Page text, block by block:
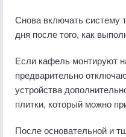
Снова включать систему
дня после того, как
Если кафель монтируют
предварительно
устройства
плитки, который можно
После основательной и